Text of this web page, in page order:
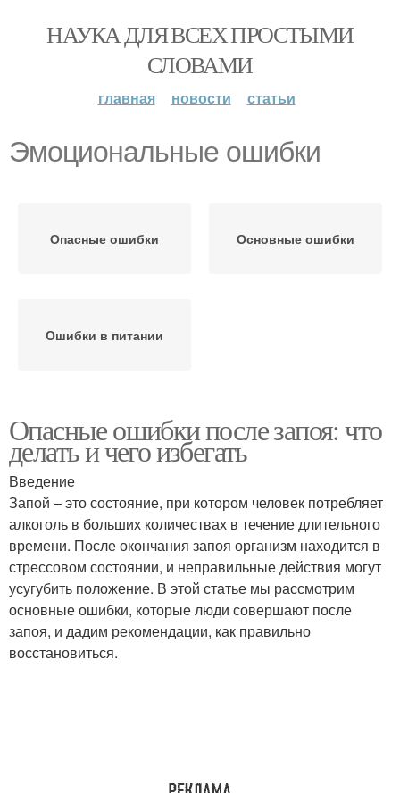
НАУКА ДЛЯ ВСЕХ ПРОСТЫМИ
СЛОВАМИ
главная новости статьи
Эмоциональные ошибки
Опасные ошибки Основные ошибки
Ошибки в питании
Опасные ошибки после запоя: что
делать и чего избегать
Введение
Запой – это состояние, при котором человек потребляет
алкоголь в больших количествах в течение длительного
времени. После окончания запоя организм находится в
стрессовом состоянии, и неправильные действия могут
усугубить положение. В этой статье мы рассмотрим
основные ошибки, которые люди совершают после
запоя, и дадим рекомендации, как правильно
восстановиться.